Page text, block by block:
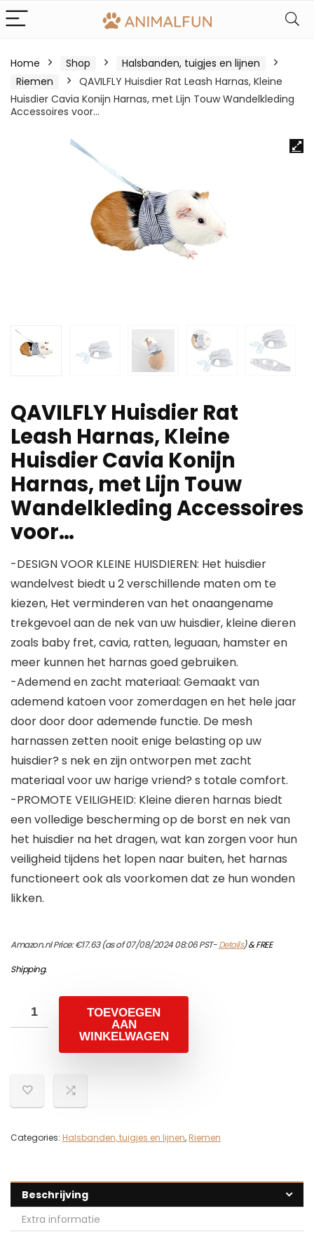
Home Shop
Halsbanden, tuigjes en lijnen
Riemen
QAVILFLY Huisdier Rat Leash Harnas, Kleine
Huisdier Cavia Konijn Harnas, met Lijn Touw Wandelkleding
Accessoires voor…
QAVILFLY Huisdier Rat
Leash Harnas, Kleine
Huisdier Cavia Konijn
Harnas, met Lijn Touw
Wandelkleding Accessoires
voor…
-DESIGN VOOR KLEINE HUISDIEREN: Het huisdier
wandelvest biedt u 2 verschillende maten om te
kiezen, Het verminderen van het onaangename
trekgevoel aan de nek van uw huisdier, kleine dieren
zoals baby fret, cavia, ratten, leguaan, hamster en
meer kunnen het harnas goed gebruiken.
-Ademend en zacht materiaal: Gemaakt van
ademend katoen voor zomerdagen en het hele jaar
door door door ademende functie. De mesh
harnassen zetten nooit enige belasting op uw
huisdier? s nek en zijn ontworpen met zacht
materiaal voor uw harige vriend? s totale comfort.
-PROMOTE VEILIGHEID: Kleine dieren harnas biedt
een volledige bescherming op de borst en nek van
het huisdier na het dragen, wat kan zorgen voor hun
veiligheid tijdens het lopen naar buiten, het harnas
functioneert ook als voorkomen dat ze hun wonden
likken.
Amazon.nl Price:€17.63(as of 07/08/2024 08:06 PST-Details)&FREE
Shipping.
TOEVOEGEN
AAN
WINKELWAGEN
Categories: Halsbanden, tuigjes en lijnen, Riemen
Beschrijving
Extra informatie